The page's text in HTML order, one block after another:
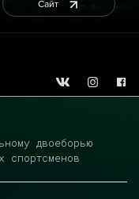
Сайт
двоеборью
спортсменов